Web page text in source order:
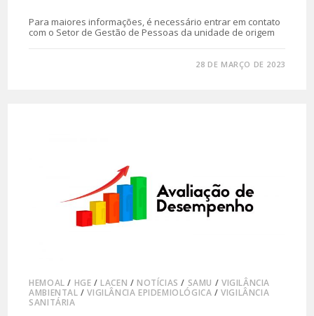
Para maiores informações, é necessário entrar em contato
com o Setor de Gestão de Pessoas da unidade de origem
28 DE MARÇO DE 2023
HEMOAL / HGE /LACEN /NOTÍCIAS / SAMU / VIGILÂNCIA
AMBIENTAL /VIGILÂNCIA EPIDEMIOLÓGICA /VIGILÂNCIA
SANITÁRIA